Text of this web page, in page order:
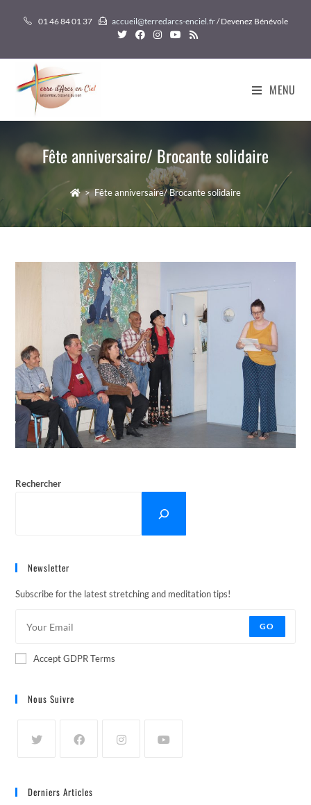
01 46 84 01 37 accueil@terredarcs-enciel.fr/ Devenez Bénévole
MENU
Fête anniversaire/ Brocante solidaire
> Fête anniversaire/ Brocante solidaire
Rechercher
Newsletter
Subscribe for the latest stretching and meditation tips!
GO
Accept GDPR Terms
Nous Suivre
Derniers Articles